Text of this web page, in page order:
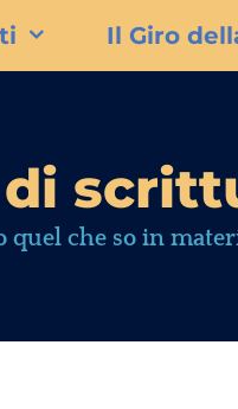
Il Giro
di
quel che so in